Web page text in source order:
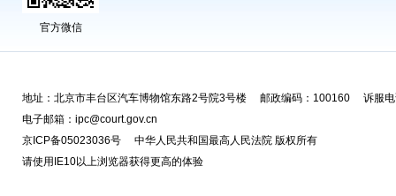
官方微信
地址：北京市丰台区汽车博物馆东路2号院3号楼 邮政编码：100160 诉服
电子邮箱：ipc@court.gov.cn
京ICP备05023036号 中华人民共和国最高人民法院 版权所有
请使用IE10以上浏览器获得更高的体验